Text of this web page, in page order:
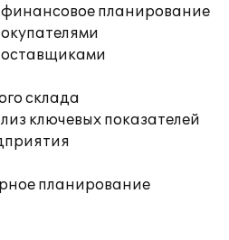
планирование
склада
ключевых показателей
планирование